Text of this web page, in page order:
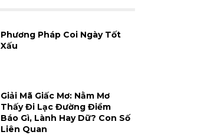
Phương Pháp Coi Ngày Tốt
Xấu
Giải Mã Giấc Mơ: Nằm Mơ
Thấy Đi Lạc Đường Điềm
Báo Gì, Lành Hay Dữ? Con Số
Liên Quan